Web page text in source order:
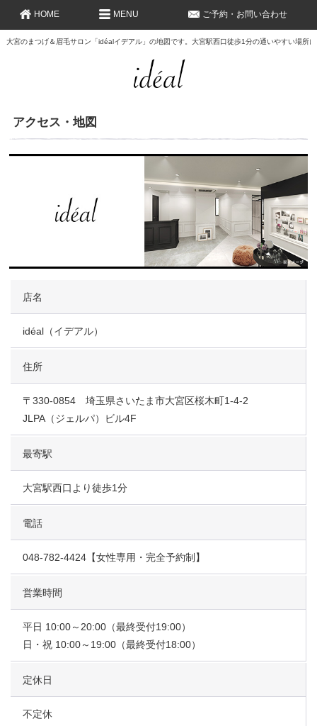
大宮のまつげ＆眉毛サロン「idéalイデアル」の地図です。大宮駅西口徒歩1分の通いやすい場所
HOME ご予約・お問い合わせ
MENU
アクセス・地図
店名
idéal（イデアル）
住所
〒330-0854 埼玉県さいたま市大宮区桜木町1-4-2
JLPA（ジェルパ）ビル4F
最寄駅
大宮駅西口より徒歩1分
電話
048-782-4424【女性専用・完全予約制】
営業時間
平日 10:00～20:00（最終受付19:00）
日・祝 10:00～19:00（最終受付18:00）
定休日
不定休